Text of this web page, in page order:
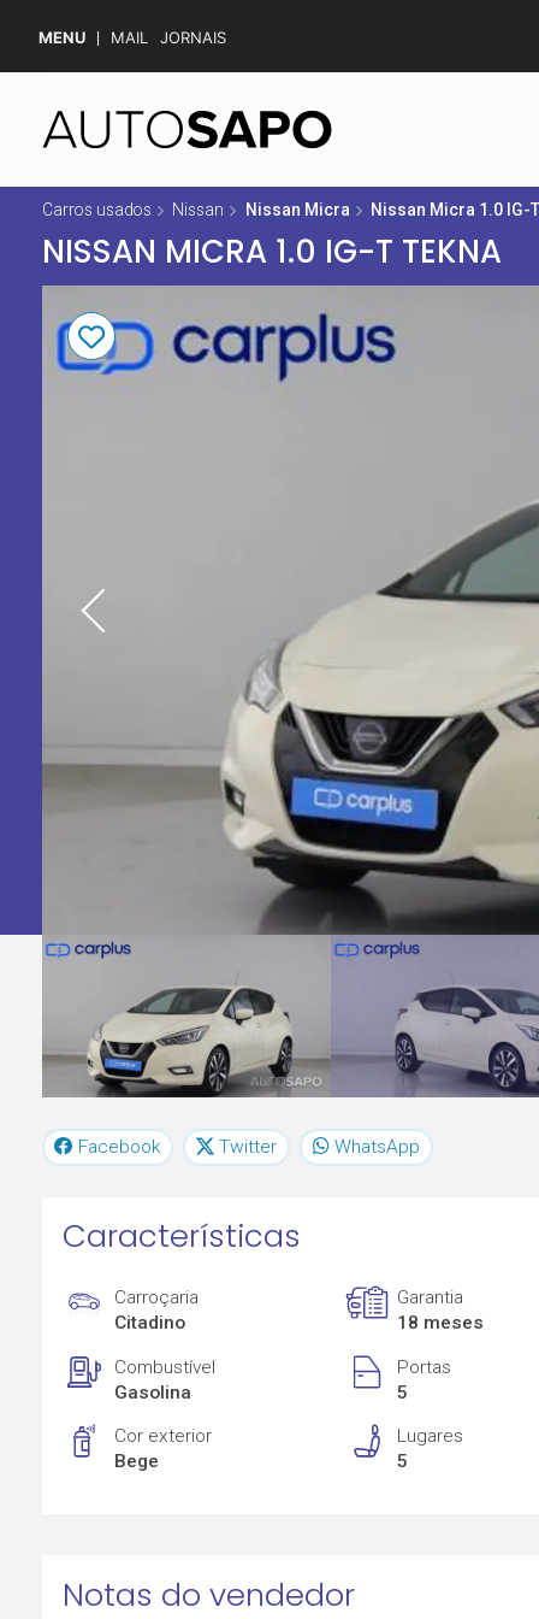
MENU MAIL JORNAIS
Carros usados Nissan Nissan Micra Nissan Micra 1.0 IG-
NISSAN MICRA 1.0 IG-T TEKNA
Facebook Twitter WhatsApp
Características
Carroçaria
Citadino
Garantia
18 meses
Combustível
Gasolina
Portas
5
Cor exterior
Bege
Lugares
5
Notas do vendedor